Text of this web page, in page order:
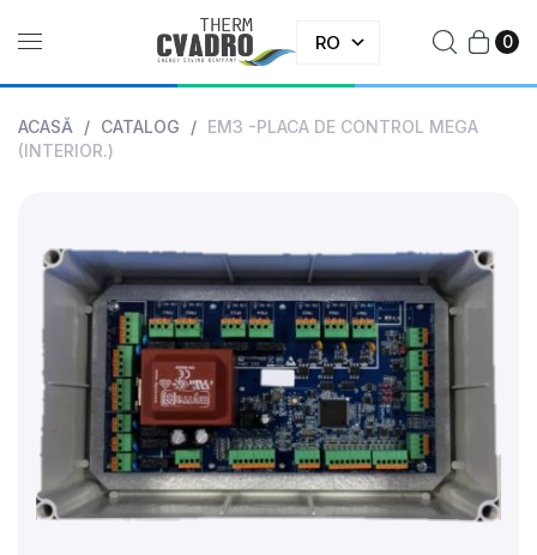
RO 0
ACASĂ / CATALOG / EM3 -PLACA DE CONTROL MEGA
(INTERIOR.)